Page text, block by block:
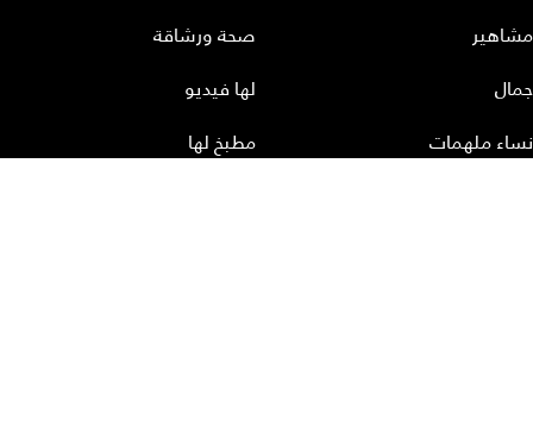
مشاهير
جمال
نساء ملهمات
صحة ورشاقة
لها فيديو
مطبخ لها